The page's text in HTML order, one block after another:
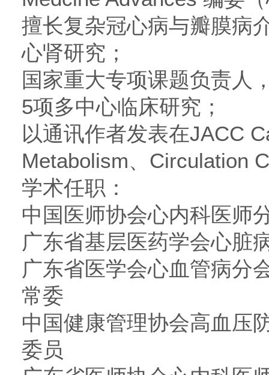
擅长复杂冠心病与瓣膜病
心肾研究；
国家重大专项课题负责人
5项多中心临床研究；
以通讯作者发表在JACC
Metabolism、Circulation
学术任职：
中国医师协会心内科医师
广东省基层医药学会心脏
广东省医学会心血管病分
常委
中国健康管理协会高血压
委员